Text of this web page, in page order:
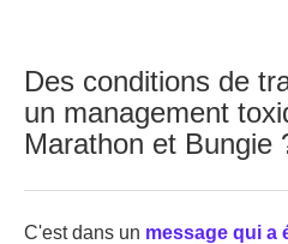
Des conditions de
un management
Marathon et Bungie
C'est dans un message qui a